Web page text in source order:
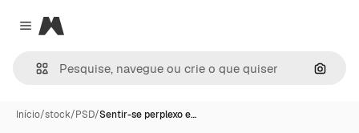
Close menu
Magnific
Início/stock/PSD/Sentir-se perplexo e…